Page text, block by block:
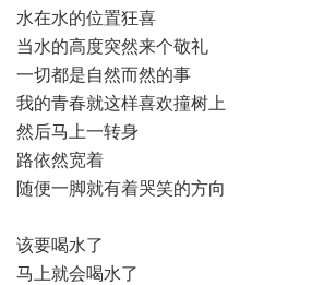
水在水的位置狂喜
当水的高度突然来个敬礼
一切都是自然而然的事
我的青春就这样喜欢撞树上
然后马上一转身
路依然宽着
随便一脚就有着哭笑的方向
该要喝水了
马上就会喝水了